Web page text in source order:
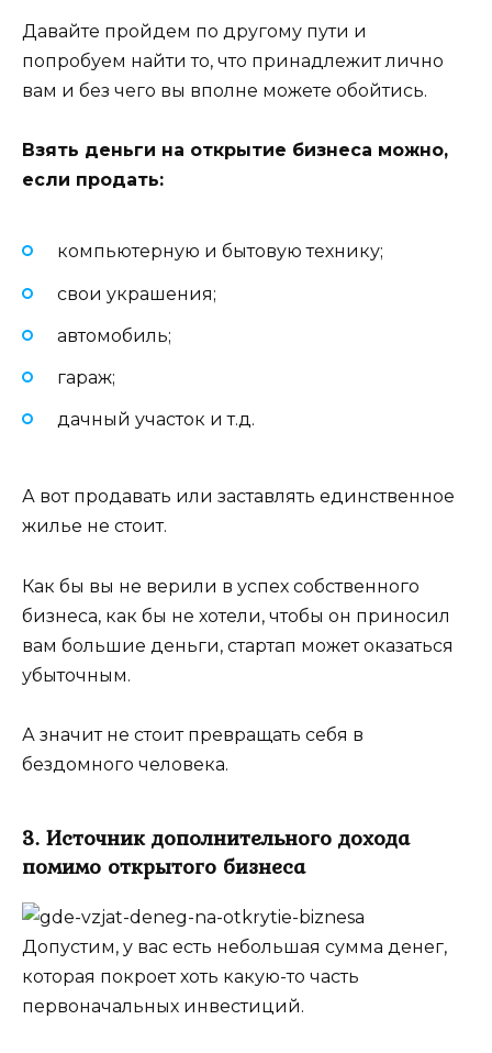
Давайте пройдем по другому пути и
попробуем найти то, что принадлежит лично
вам и без чего вы вполне можете обойтись.
Взять деньги на открытие бизнеса можно,
если продать:
компьютерную и бытовую технику;
свои украшения;
автомобиль;
гараж;
дачный участок и т.д.
А вот продавать или заставлять единственное
жилье не стоит.
Как бы вы не верили в успех собственного
бизнеса, как бы не хотели, чтобы он приносил
вам большие деньги, стартап может оказаться
убыточным.
А значит не стоит превращать себя в
бездомного человека.
3. Источник дополнительного дохода
помимо открытого бизнеса
Допустим, у вас есть небольшая сумма денег,
которая покроет хоть какую-то часть
первоначальных инвестиций.